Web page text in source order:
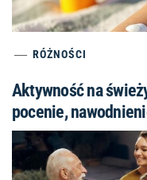
RÓŻNOŚCI
Aktywność na
pocenie,